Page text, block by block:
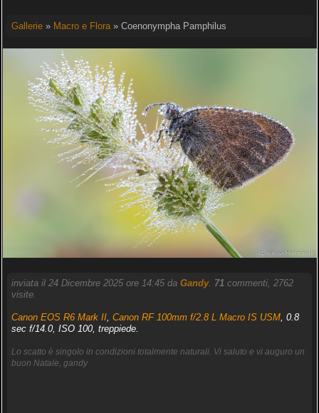
Gallerie» Macro e Flora» Coenonympha Pamphilus
inviata il 24 Dicembre 2025 ore 14:45 da Gandy. 71commenti, 2762
visite.
Canon EOS R6 Mark II, Canon RF 100mm f/2.8 L Macro IS USM, 0.8
sec f/14.0, ISO 100, treppiede.
Lo scatto è singolo in condizioni totalmente naturali. Vi saluto e vi auguro un
buon Natale, gandy